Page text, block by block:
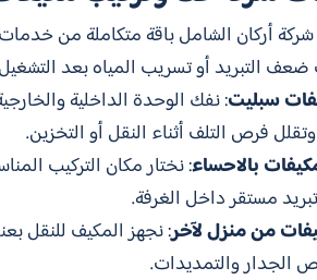
أركان الشامل باقة متكاملة من خدمات
التبريد أو تسريب المياه بعد
سبليت: نفك الوحدة الداخلية
فرص التلف أثناء النقل أو التخزين.
بالاحساء: نختار مكان التركيب
مستقر داخل الغرفة.
من منزل لآخر: نجهز المكيف للنقل
الجدار والتمديدات.